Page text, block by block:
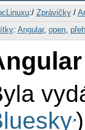
:/ Zprávičky/
: Angular, open,